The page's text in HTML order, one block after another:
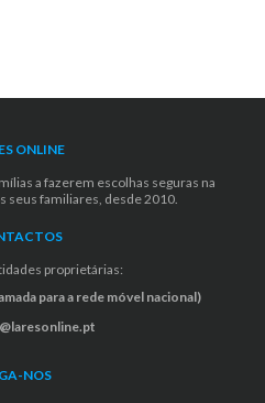
ONLINE
a fazerem escolhas seguras na
seus familiares, desde 2010.
proprietárias:
para a rede móvel nacional)
NOS